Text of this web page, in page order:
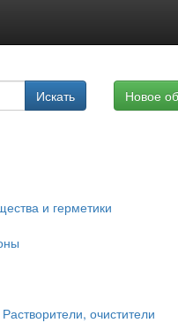
Искать Новое
и герметики
Растворители, очистители